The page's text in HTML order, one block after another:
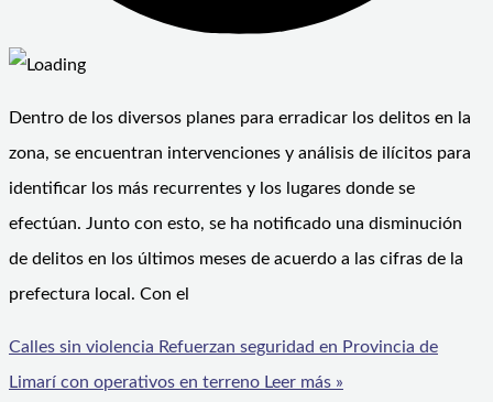
Dentro de los diversos planes para erradicar los delitos en la
zona, se encuentran intervenciones y análisis de ilícitos para
identificar los más recurrentes y los lugares donde se
efectúan. Junto con esto, se ha notificado una disminución
de delitos en los últimos meses de acuerdo a las cifras de la
prefectura local. Con el
Calles sin violencia Refuerzan seguridad en Provincia de
Limarí con operativos en terreno Leer más »